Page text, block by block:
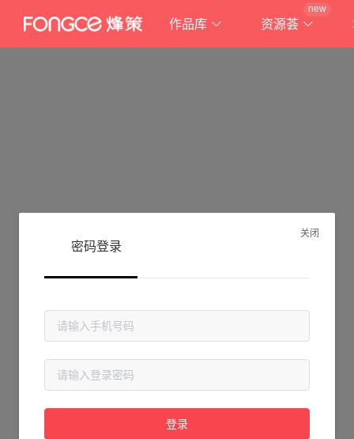
作品库 资源荟
new
抱歉!
请检查您输入的网址是否正确，或点击下面的按钮返回首页。
关闭
密码登录
登录